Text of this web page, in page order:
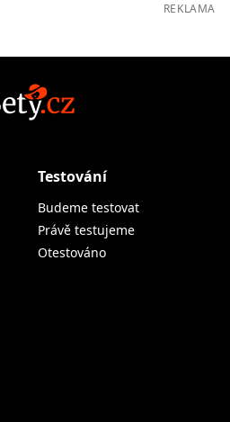
REKLAMA
Testování
Budeme testovat
Právě testujeme
Otestováno